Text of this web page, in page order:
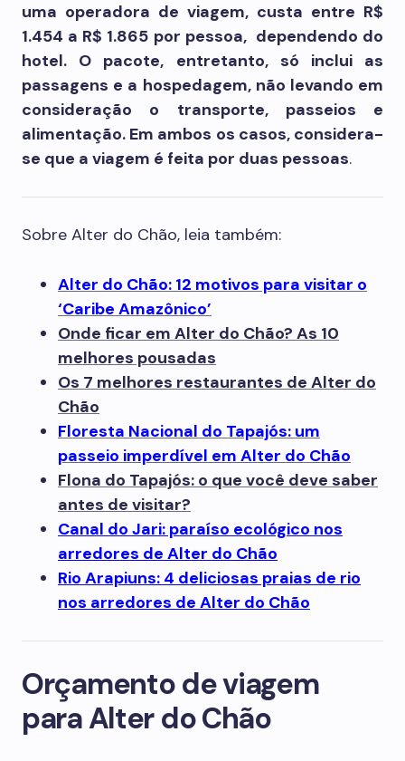
uma operadora de viagem, custa entre R$
1.454 a R$ 1.865 por pessoa, dependendo do
hotel. O pacote, entretanto, só inclui as
passagens e a hospedagem, não levando em
consideração o transporte, passeios e
alimentação. Em ambos os casos, considera-
se que a viagem é feita por duas pessoas.
Sobre Alter do Chão, leia também:
Alter do Chão: 12 motivos para visitar o
‘Caribe Amazônico’
Onde ficar em Alter do Chão? As 10
melhores pousadas
Os 7 melhores restaurantes de Alter do
Chão
Floresta Nacional do Tapajós: um
passeio imperdível em Alter do Chão
Flona do Tapajós: o que você deve saber
antes de visitar?
Canal do Jari: paraíso ecológico nos
arredores de Alter do Chão
Rio Arapiuns: 4 deliciosas praias de rio
nos arredores de Alter do Chão
Orçamento de viagem
para Alter do Chão